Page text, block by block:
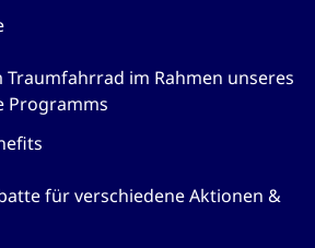
Traumfahrrad im Rahmen unseres
Programms
für verschiedene Aktionen &